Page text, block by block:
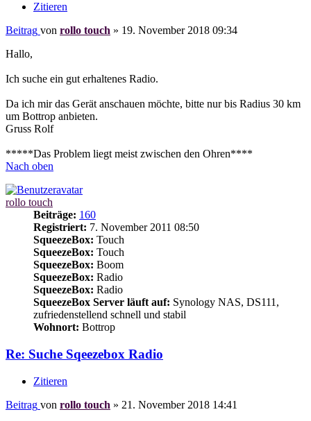
Zitieren
Beitrag von rollo touch » 19. November 2018 09:34
Hallo,
Ich suche ein gut erhaltenes Radio.
Da ich mir das Gerät anschauen möchte, bitte nur bis Radius 30 km
um Bottrop anbieten.
Gruss Rolf
*****Das Problem liegt meist zwischen den Ohren****
Nach oben
rollo touch
Beiträge: 160
Registriert: 7. November 2011 08:50
SqueezeBox: Touch
SqueezeBox: Touch
SqueezeBox: Boom
SqueezeBox: Radio
SqueezeBox: Radio
SqueezeBox Server läuft auf: Synology NAS, DS111,
zufriedenstellend schnell und stabil
Wohnort: Bottrop
Re: Suche Sqeezebox Radio
Zitieren
Beitrag von rollo touch » 21. November 2018 14:41